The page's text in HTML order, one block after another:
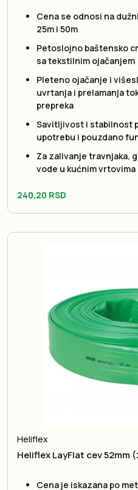
Cena se odnosi na
25m i 50m
Petoslojno baštensko
sa tekstilnim ojačanjem
Pleteno ojačanje i
uvrtanja i prelamanja
prepreka
Savitljivost i stabilnost
upotrebu i pouzdano
Za zalivanje travnjaka,
vode u kućnim
240,20 RSD
Heliflex
Heliflex LayFlat cev 52mm
Cena je iskazana po